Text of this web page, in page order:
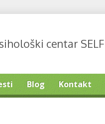
centar SELF
Blog Kontakt